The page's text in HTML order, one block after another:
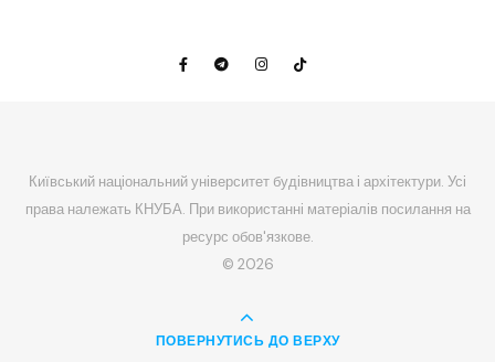
Київський національний університет будівництва і архітектури. Усі
права належать КНУБА. При використанні матеріалів посилання на
ресурс обов'язкове.
© 2026
ПОВЕРНУТИСЬ ДО ВЕРХУ